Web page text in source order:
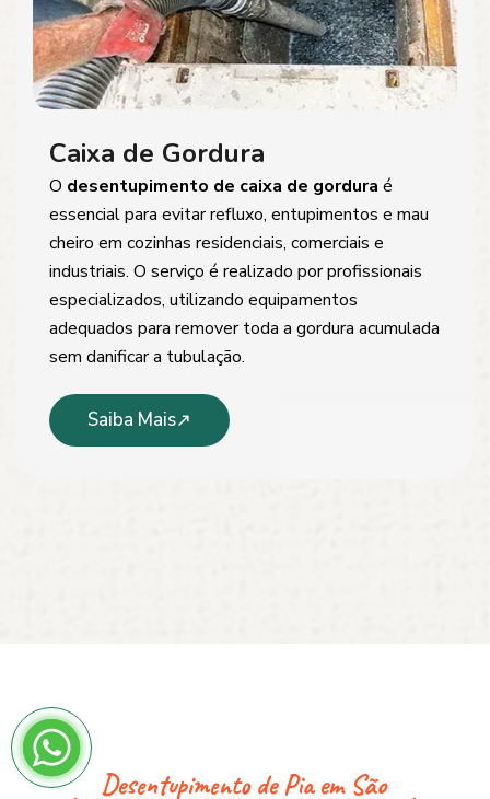
Caixa de Gordura
O desentupimento de caixa de gordura é
essencial para evitar refluxo, entupimentos e mau
cheiro em cozinhas residenciais, comerciais e
industriais. O serviço é realizado por profissionais
especializados, utilizando equipamentos
adequados para remover toda a gordura acumulada
sem danificar a tubulação.
Saiba Mais
Desentupimento de Pia em São